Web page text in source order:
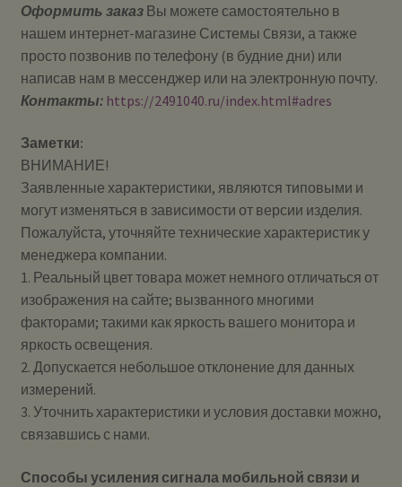
Оформить заказВы можете самостоятельно в
нашем интернет-магазине Системы Cвязи, а также
просто позвонив по телефону (в будние дни) или
написав нам в мессенджер или на электронную почту.
Контакты: https://2491040.ru/index.html#adres
Заметки:
ВНИМАНИЕ!
Заявленные характеристики, являются типовыми и
могут изменяться в зависимости от версии изделия.
Пожалуйста, уточняйте технические характеристик у
менеджера компании.
1. Реальный цвет товара может немного отличаться от
изображения на сайте; вызванного многими
факторами; такими как яркость вашего монитора и
яркость освещения.
2. Допускается небольшое отклонение для данных
измерений.
3. Уточнить характеристики и условия доставки можно,
связавшись с нами.
Способы усиления сигнала мобильной связи и